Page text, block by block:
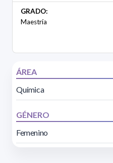
GRADO:
Maestría
ÁREA
Química
GÉNERO
Femenino